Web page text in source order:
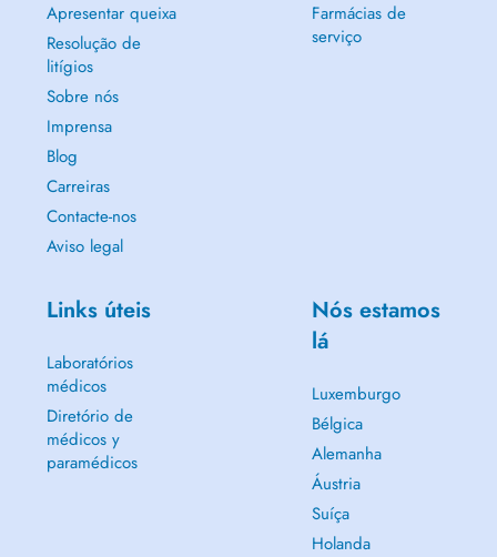
Apresentar queixa
Resolução de
litígios
Sobre nós
Imprensa
Blog
Carreiras
Contacte-nos
Aviso legal
Farmácias de
serviço
Links úteis
Laboratórios
médicos
Diretório de
médicos y
paramédicos
Nós estamos
lá
Luxemburgo
Bélgica
Alemanha
Áustria
Suíça
Holanda